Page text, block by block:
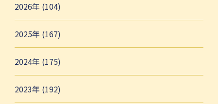
2026年 (104)
2025年 (167)
2024年 (175)
2023年 (192)